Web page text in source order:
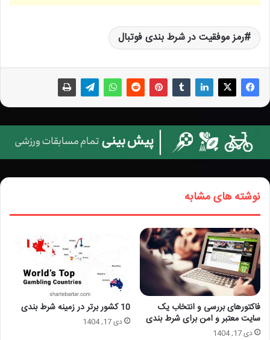
رمز موفقیت در شرط بندی فوتبال
نوشته های مشابه
فاکتورهای بررسی و انتخاب یک
سایت معتبر و امن برای شرط بندی
دی 17, 1404
10 کشور برتر در زمینه شرط بندی
دی 17, 1404